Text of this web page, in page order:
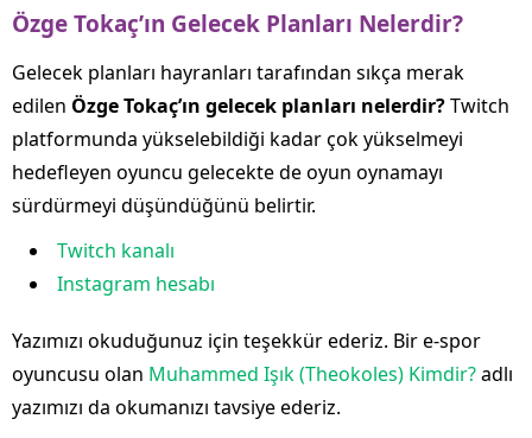
Özge Tokaç’ın Gelecek Planları Nelerdir?
Gelecek planları hayranları tarafından sıkça merak
edilen Özge Tokaç’ın gelecek planları nelerdir?Twitch
platformunda yükselebildiği kadar çok yükselmeyi
hedefleyen oyuncu gelecekte de oyun oynamayı
sürdürmeyi düşündüğünü belirtir.
Twitch kanalı
Instagram hesabı
Yazımızı okuduğunuz için teşekkür ederiz. Bir e-spor
oyuncusu olan Muhammed Işık (Theokoles) Kimdir?adlı
yazımızı da okumanızı tavsiye ederiz.